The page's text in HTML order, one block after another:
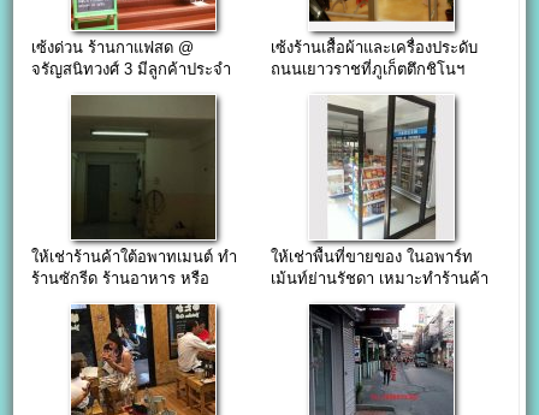
เซ้งด่วน ร้านกาแฟสด @
จรัญสนิทวงศ์ 3 มีลูกค้าประจำ
เซ้งร้านเสื้อผ้าและเครื่องประดับ
ถนนเยาวราชที่ภูเก็ตตึกชิโนฯ
ให้เช่าร้านค้าใต้อพาทเมนต์ ทำ
ร้านซักรีด ร้านอาหาร หรือ
ออฟฟิศสตูดิโอ ซอยเจริญ
ราษฎร์7
ให้เช่าพื้นที่ขายของ ในอพาร์ท
เม้นท์ย่านรัชดา เหมาะทำร้านค้า
มินิมาร์ท สำนักงาน